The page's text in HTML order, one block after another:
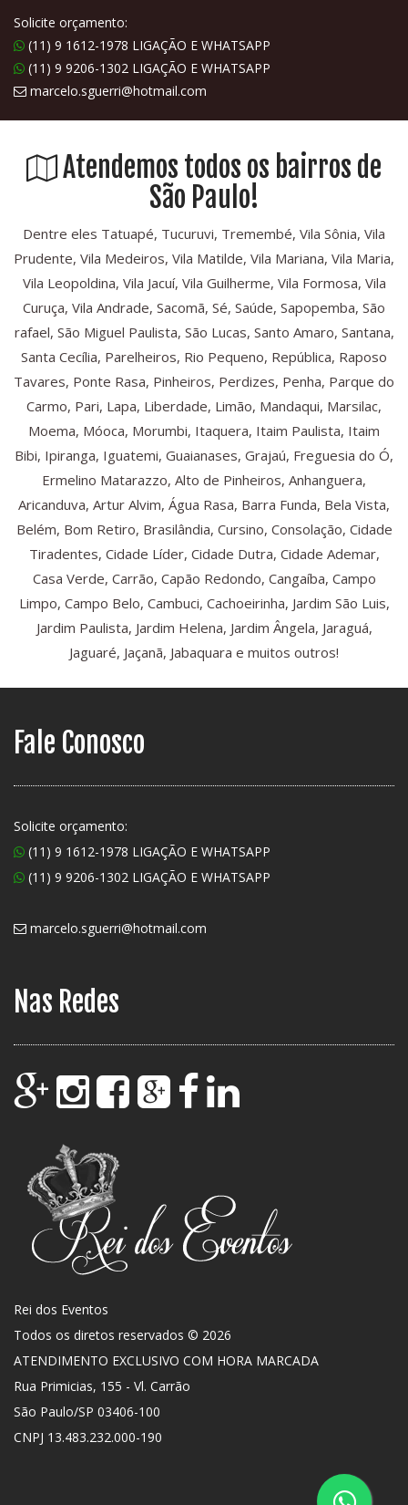
Solicite orçamento:
(11) 9 1612-1978 LIGAÇÃO E WHATSAPP
(11) 9 9206-1302 LIGAÇÃO E WHATSAPP
marcelo.sguerri@hotmail.com
Atendemos todos os bairros de
São Paulo!
Dentre eles Tatuapé, Tucuruvi, Tremembé, Vila Sônia, Vila
Prudente, Vila Medeiros, Vila Matilde, Vila Mariana, Vila Maria,
Vila Leopoldina, Vila Jacuí, Vila Guilherme, Vila Formosa, Vila
Curuça, Vila Andrade, Sacomã, Sé, Saúde, Sapopemba, São
rafael, São Miguel Paulista, São Lucas, Santo Amaro, Santana,
Santa Cecília, Parelheiros, Rio Pequeno, República, Raposo
Tavares, Ponte Rasa, Pinheiros, Perdizes, Penha, Parque do
Carmo, Pari, Lapa, Liberdade, Limão, Mandaqui, Marsilac,
Moema, Móoca, Morumbi, Itaquera, Itaim Paulista, Itaim
Bibi, Ipiranga, Iguatemi, Guaianases, Grajaú, Freguesia do Ó,
Ermelino Matarazzo, Alto de Pinheiros, Anhanguera,
Aricanduva, Artur Alvim, Água Rasa, Barra Funda, Bela Vista,
Belém, Bom Retiro, Brasilândia, Cursino, Consolação, Cidade
Tiradentes, Cidade Líder, Cidade Dutra, Cidade Ademar,
Casa Verde, Carrão, Capão Redondo, Cangaíba, Campo
Limpo, Campo Belo, Cambuci, Cachoeirinha, Jardim São Luis,
Jardim Paulista, Jardim Helena, Jardim Ângela, Jaraguá,
Jaguaré, Jaçanã, Jabaquara e muitos outros!
Fale Conosco
Solicite orçamento:
(11) 9 1612-1978 LIGAÇÃO E WHATSAPP
(11) 9 9206-1302 LIGAÇÃO E WHATSAPP
marcelo.sguerri@hotmail.com
Nas Redes
Rei dos Eventos
Todos os diretos reservados © 2026
ATENDIMENTO EXCLUSIVO COM HORA MARCADA
Rua Primicias, 155 - Vl. Carrão
São Paulo/SP 03406-100
CNPJ 13.483.232.000-190